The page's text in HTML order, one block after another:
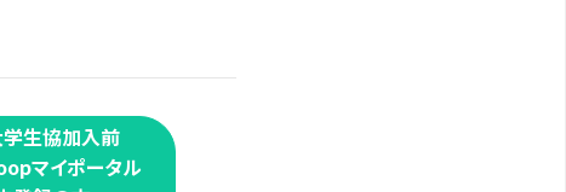
生協加入前
マイポータル